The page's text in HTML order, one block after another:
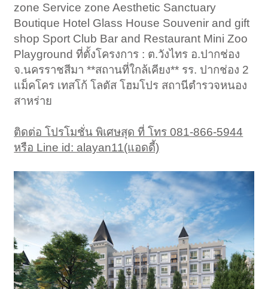
zone Service zone Aesthetic Sanctuary
Boutique Hotel Glass House Souvenir and gift
shop Sport Club Bar and Restaurant Mini Zoo
Playground ที่ตั้งโครงการ : ต.วังไทร อ.ปากช่อง
จ.นครราชสีมา **สถานที่ใกล้เคียง** รร. ปากช่อง 2
แม็คโคร เทสโก้ โลตัส โฮมโปร สถานีตำรวจหนอง
สาหร่าย
ติดต่อ โปรโมชั่น พิเศษสุด ที่ โทร 081-866-5944
หรือ Line id: alayan11(แอดดี้)